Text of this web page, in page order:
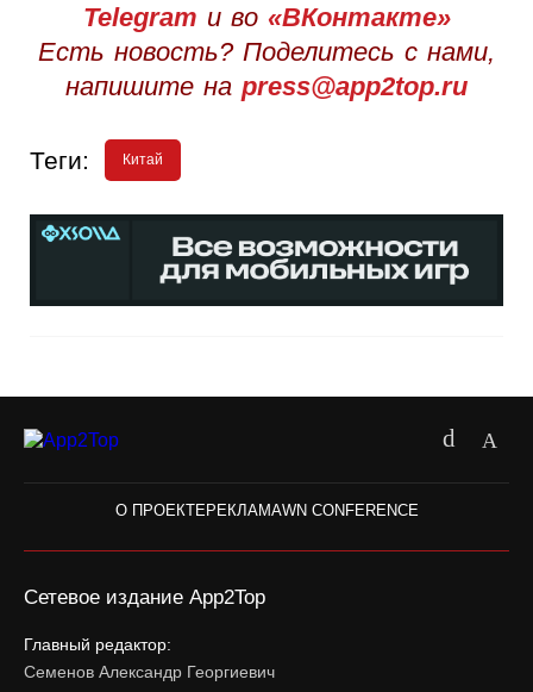
Telegram и во «ВКонтакте»
Есть новость? Поделитесь с нами,
напишите на press@app2top.ru
Теги: Китай
О ПРОЕКТЕРЕКЛАМАWN CONFERENCE
Сетевое издание App2Top
Главный редактор:
Семенов Александр Георгиевич